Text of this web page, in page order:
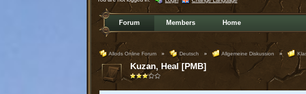
Forum Members Home
Allods Online Forum » Deutsch » Allgemeine Diskussion »
Kuzan, Heal [PMB]